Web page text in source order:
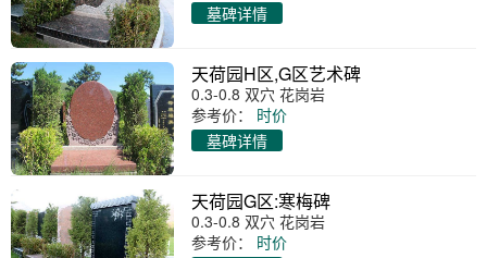
墓碑详情
天荷园H区,G区艺术碑
0.3-0.8 双穴 花岗岩
参考价：
时价
墓碑详情
天荷园G区:寒梅碑
0.3-0.8 双穴 花岗岩
参考价：
时价